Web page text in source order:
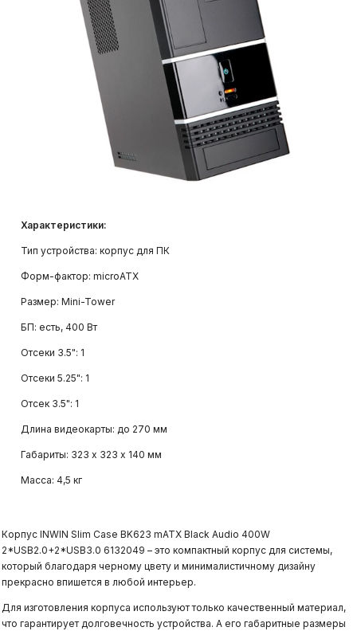
Характеристики:
Тип устройства: корпус для ПК
Форм-фактор: microATX
Размер: Mini-Tower
БП: есть, 400 Вт
Отсеки 3.5": 1
Отсеки 5.25": 1
Отсек 3.5": 1
Длина видеокарты: до 270 мм
Габариты: 323 х 323 х 140 мм
Масса: 4,5 кг
Корпус INWIN Slim Case BK623 mATX Black Audio 400W
2*USB2.0+2*USB3.0 6132049 – это компактный корпус для системы,
который благодаря черному цвету и минималистичному дизайну
прекрасно впишется в любой интерьер.
Для изготовления корпуса используют только качественный материал,
что гарантирует долговечность устройства. А его габаритные размеры
системы
Системы контроля и управления
доступом (СКУД)